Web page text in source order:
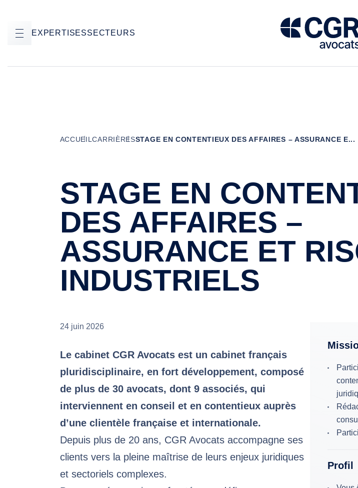
EXPERTISESSECTEURS
ACCUEILCARRIÈRESSTAGE EN CONTENTIEUX DES AFFAIRES – ASSURANCE E...
STAGE EN
DES AFFAIRES –
ASSURANCE ET
INDUSTRIELS
24 juin 2026
Le cabinet CGR Avocats est un cabinet français
pluridisciplinaire, en fort développement, composé
de plus de 30 avocats, dont 9 associés, qui
interviennent en conseil et en contentieux auprès
d’une clientèle française et internationale.
Depuis plus de 20 ans, CGR Avocats accompagne ses
clients vers la pleine maîtrise de leurs enjeux juridiques
et sectoriels complexes.
Profil